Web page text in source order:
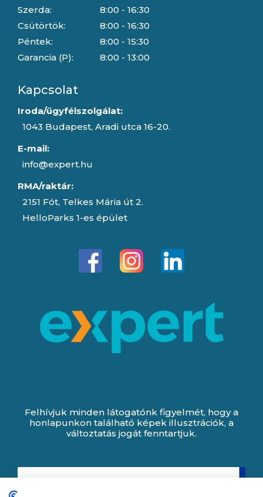
Szerda:
Csütörtök:
Péntek:
Garancia (P):
8:00 - 16:30
8:00 - 16:30
8:00 - 15:30
8:00 - 13:00
Kapcsolat
Iroda/ügyfélszolgálat:
1043 Budapest, Aradi utca 16-20.
E-mail:
info@expert.hu
RMA/raktár:
2151 Fót, Telkes Mária út 2.
HelloParks 1-es épület
Felhívjuk minden látogatónk figyelmét, hogy a
honlapunkon található képek illusztrációk, a
változtatás jogát fenntartjuk.